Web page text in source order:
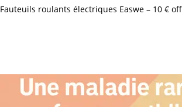
Fauteuils roulants électriques Easwe – 10 €